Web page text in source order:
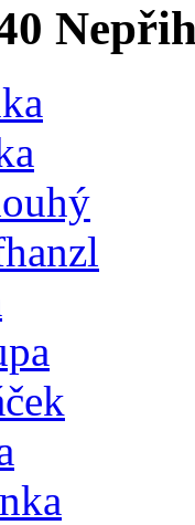
0